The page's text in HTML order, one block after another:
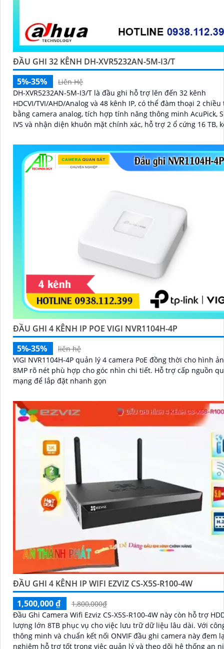
ĐẦU GHI 32 KÊNH DH-XVR5232AN-5M-I3/T
5%-35%
Liên Hệ
DH-XVR5232AN-5M-I3/T là đầu ghi hỗ trợ lên đến 32 kênh
HDCVI/TVI/AHD/Analog và 48 kênh IP, có thể đàm thoại 2
bằng camera analog, tích hợp tính năng thông minh AcuPick,
IVS và nhận diện khuôn mặt chính xác, hỗ trợ 2 ổ cứng 16 TB,
ĐẦU GHI 4 KÊNH IP POE VIGI NVR1104H-4P
5%-35%
liên hệ
VIGI NVR1104H-4P quản lý 4 camera PoE đồng thời cho hình
8MP rõ nét phù hợp cho góc nhìn chi tiết. Hỗ trợ cấp nguồn qua dây
mạng để lắp đặt nhanh gọn
ĐẦU GHI 4 KÊNH IP WIFI EZVIZ CS-X5S-R100-4W
1,500,000 ₫
1,800,000₫
Đầu Ghi Camera Wifi Ezviz CS-X5S-R100-4W này còn hỗ trợ
lượng lớn 8TB phục vụ cho việc lưu trữ dữ liệu lâu dài. Với công nghệ
thông minh và chuẩn kết nối ONVIF đầu ghi camera này đem
nghiệm hỗ trợ tốt trong việc quản lý và theo dõi hệ thống an